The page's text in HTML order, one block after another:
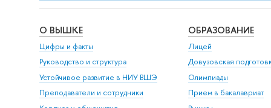
О ВЫШКЕ
Цифры и факты
Руководство и структура
Устойчивое развитие в НИУ ВШЭ
Преподаватели и сотрудники
ОБРАЗОВАНИЕ
Лицей
Довузовская
Олимпиады
Прием в бакалавриат